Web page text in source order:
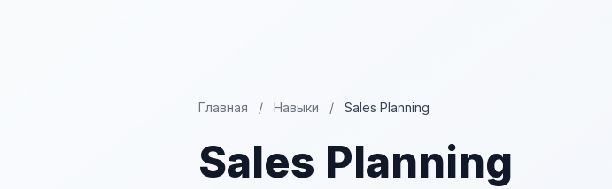
Главная / Навыки / Sales Planning
Sales Planning